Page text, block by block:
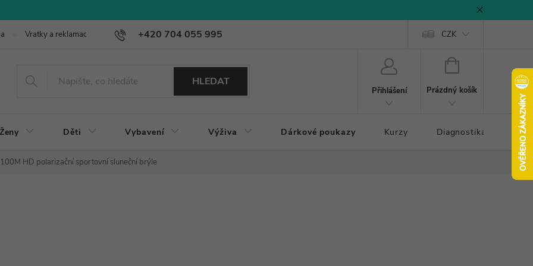
+420 704 055 995
Vratky a reklamace CZK
HLEDAT
Přihlášení
NÁKUPNÍ
Prázdný košík
Ženy Děti Vybavení Výživa Dárkové poukazy Kurzy Diagnostika došlapu
HD polarizační sportovní sluneční brýle